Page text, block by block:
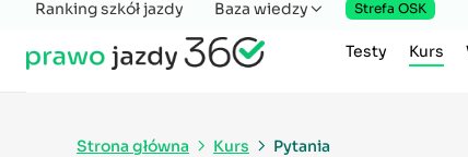
Testy Kurs
Ranking szkół jazdy Baza wiedzy Strefa OSK
Strona główna Kurs Pytania